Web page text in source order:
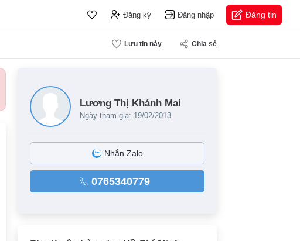
Đăng ký Đăng nhập Đăng tin
Lưu tin này Chia sẻ
Lương Thị Khánh Mai
Ngày tham gia: 19/02/2013
Nhắn Zalo
0765340779